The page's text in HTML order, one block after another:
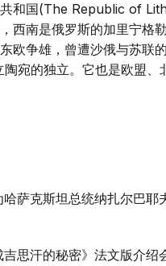
和国(The Republic of
西南是俄罗斯的加里宁格
欧争雄，曾遭沙俄与苏联
宛的独立。它也是欧盟、
萨克斯坦总统纳扎尔巴耶
思汗的秘密》法文版介绍